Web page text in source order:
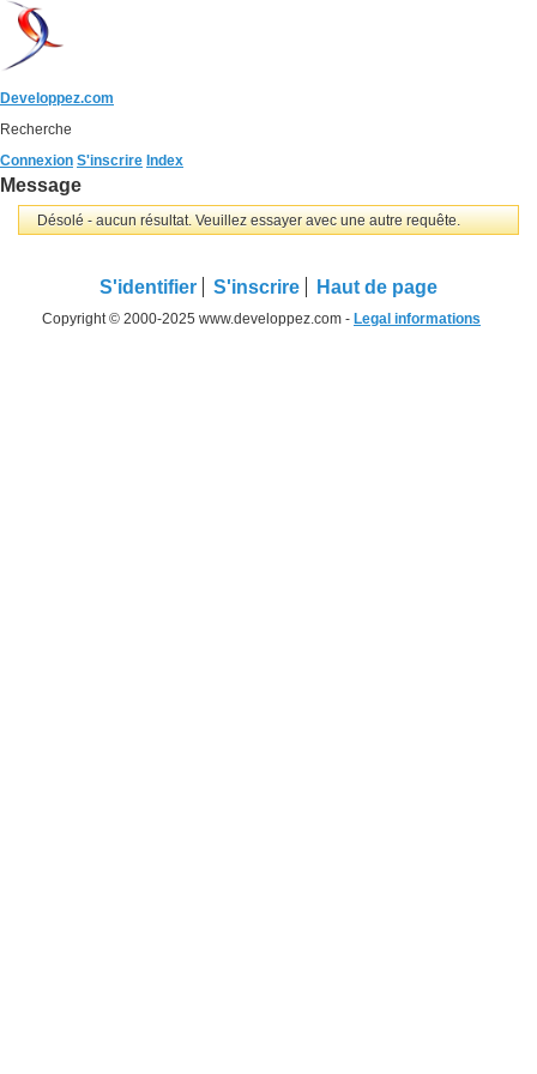
Developpez.com
Recherche
Connexion S'inscrire Index
Message
Désolé - aucun résultat. Veuillez essayer avec une autre requête.
S'identifier S'inscrire Haut de page
Copyright © 2000-2025 www.developpez.com - Legal informations